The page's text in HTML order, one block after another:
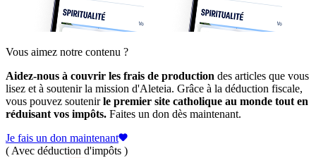
Vous aimez notre contenu ?
Aidez-nous à couvrir les frais de production des articles que vous
lisez et à soutenir la mission d'Aleteia. Grâce à la déduction fiscale,
vous pouvez soutenirle premier site catholique au monde tout en
réduisant vos impôts. Faites un don dès maintenant.
Je fais un don maintenant
( Avec déduction d'impôts )